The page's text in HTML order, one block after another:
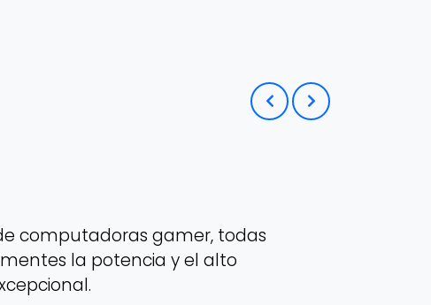
computadoras gamer, todas
la potencia y el alto